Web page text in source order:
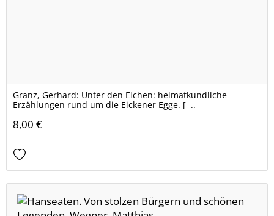
Granz, Gerhard: Unter den Eichen: heimatkundliche
Erzählungen rund um die Eickener Egge. [=..
8,00 €